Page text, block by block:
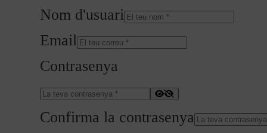
Nom d'usuari
Email
Contrasenya
Confirma la contrasenya